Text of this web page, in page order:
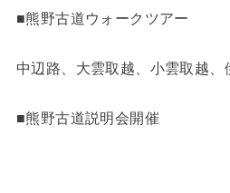
■熊野古道ウォークツアー
中辺路、大雲取越、小雲取越、
■熊野古道説明会開催